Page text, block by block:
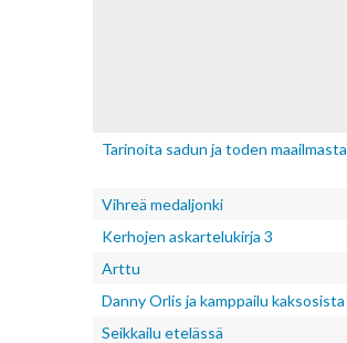
Tarinoita sadun ja toden maailmasta
Vihreä medaljonki
Kerhojen askartelukirja 3
Arttu
Danny Orlis ja kamppailu kaksosista
Seikkailu etelässä